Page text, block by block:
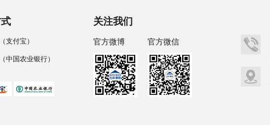
支付宝）
中国农业银行）
关注我们
官方微博 官方微信